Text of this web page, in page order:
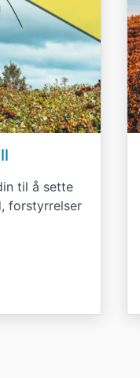
til å sette
forstyrrelser